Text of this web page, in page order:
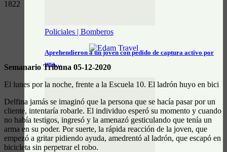
Policiales | Bomberos
Aprehendieron a un joven con pedido de captura activo por
una…
1822
Semanario Tribuna 05-12-2020
El lunes por la noche, frente a la Escuela 10. El ladrón huyo en bici
Delfina jamás se imaginó que la persona que se hacía pasar por un
cliente, intentaría robarle. El individuo esperó su momento y cuando
no había testigos, ingresó y la amenazó gesticulando que tenía un
arma en su poder. Por suerte, la rápida reacción de la joven, que
empezó a gritar pidiendo ayuda, amedrentó al ladrón, que escapó en
bicicleta sin perpetrar el robo.